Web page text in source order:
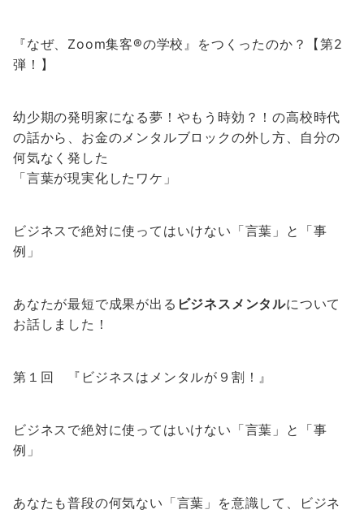
『なぜ、Zoom集客®の学校』をつくったのか？【第2
弾！】
幼少期の発明家になる夢！やもう時効？！の高校時代
の話から、お金のメンタルブロックの外し方、自分の
何気なく発した
「言葉が現実化したワケ」
ビジネスで絶対に使ってはいけない「言葉」と「事
例」
あなたが最短で成果が出る ビジネスメンタルについて
お話しました！
第１回 『ビジネスはメンタルが９割！』
ビジネスで絶対に使ってはいけない「言葉」と「事
例」
あなたも普段の何気ない「言葉」を意識して、ビジネ